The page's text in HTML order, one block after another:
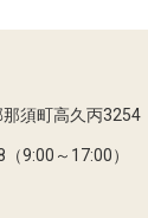
須町高久丙3254
9:00～17:00）